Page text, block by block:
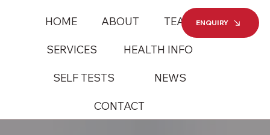
HOME ABOUT TEAM
SERVICES HEALTH INFO
SELF TESTS NEWS
CONTACT
ENQUIRY